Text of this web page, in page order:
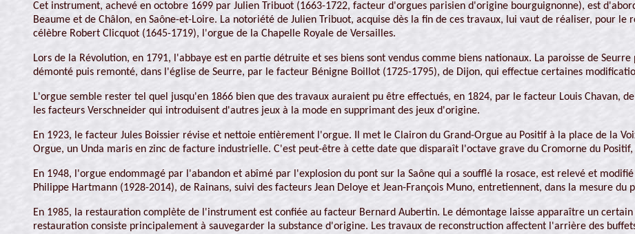
Cet instrument, achevé en octobre 1699 par Julien Tribuot (1663-1722, facteur d'orgues parisien d'origine bourguignonne), est
Beaume et de Châlon, en Saône-et-Loire. La notoriété de Julien Tribuot, acquise dès la fin de ces travaux, lui vaut de réaliser, pour le
célèbre Robert Clicquot (1645-1719), l'orgue de la Chapelle Royale de Versailles.
Lors de la Révolution, en 1791, l'abbaye est en partie détruite et ses biens sont vendus comme biens nationaux. La paroisse de
démonté puis remonté, dans l'église de Seurre, par le facteur Bénigne Boillot (1725-1795), de Dijon, qui effectue certaines
L'orgue semble rester tel quel jusqu'en 1866 bien que des travaux auraient pu être effectués, en 1824, par le facteur Louis Chavan,
les facteurs Verschneider qui introduisent d'autres jeux à la mode en supprimant des jeux d'origine.
En 1923, le facteur Jules Boissier révise et nettoie entièrement l'orgue. Il met le Clairon du Grand-Orgue au Positif à la place de la
Orgue, un Unda maris en zinc de facture industrielle. C'est peut-être à cette date que disparaît l'octave grave du Cromorne du
En 1948, l'orgue endommagé par l'abandon et abîmé par l'explosion du pont sur la Saône qui a soufflé la rosace, est relevé et
Philippe Hartmann (1928-2014), de Rainans, suivi des facteurs Jean Deloye et Jean-François Muno, entretiennent, dans la mesure du
En 1985, la restauration complète de l'instrument est confiée au facteur Bernard Aubertin. Le démontage laisse apparaître un
restauration consiste principalement à sauvegarder la substance d'origine. Les travaux de reconstruction affectent l'arrière des